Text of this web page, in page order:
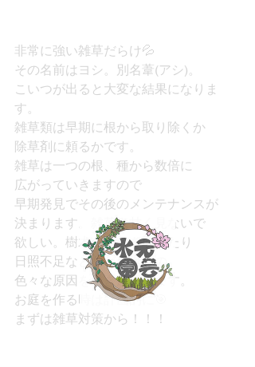
非常に強い雑草だらけ💦
その名前はヨシ。別名葦(アシ)。
こいつが出ると大変な結果になりま
す。
雑草類は早期に根から取り除くか
除草剤に頼るかです。
雑草は一つの根、種から数倍に
広がっていきますので
早期発見でその後のメンテナンスが
決まります。雑草は甘く見ないで
欲しい。樹木の養分を取ったり
日照不足などなど衰退化の
色々な原因を引き起こします。
お庭を作る時は計画的に🎯
まずは雑草対策から！！！